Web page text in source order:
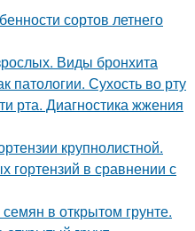
сортов летнего
Виды бронхита
патологии. Сухость во рту
рта. Диагностика жжения
крупнолистной.
гортензий в сравнении с
в открытом грунте.